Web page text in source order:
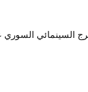
السينمائي السوري